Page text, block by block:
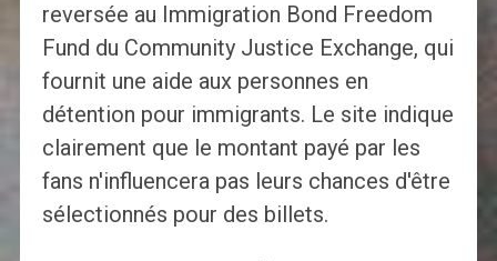
reversée au Immigration Bond Freedom
Fund du Community Justice Exchange, qui
fournit une aide aux personnes en
détention pour immigrants. Le site indique
clairement que le montant payé par les
fans n'influencera pas leurs chances d'être
sélectionnés pour des billets.